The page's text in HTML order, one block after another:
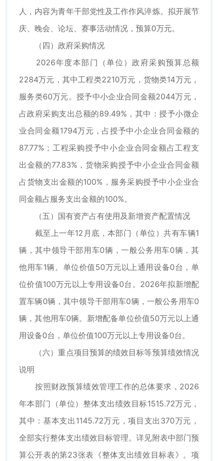
人，内容为青年干部党性及工作作风淬炼。拟开展节
庆、晚会、论坛、赛事活动情况，预算0万元。
（四）政府采购情况
2026年度本部门（单位）政府采购预算总额
2284万元，其中工程类2210万元，货物类14万元，
服务类60万元。授予中小企业合同金额2044万元，
占政府采购支出总额的89.49%，其中：授予小微企
业合同金额1794万元，占授予中小企业合同金额的
87.77%；工程采购授予中小企业合同金额占工程支
出金额的77.83%，货物采购授予中小企业合同金额
占货物支出金额的100%，服务采购授予中小企业合
同金额占服务支出金额的100%。
（五）国有资产占有使用及新增资产配置情况
截至上一年12月底，本部门（单位）共有车辆1
辆，其中领导干部用车0辆，一般公务用车0辆，其
他用车1辆。单位价值50万元以上通用设备0台，单
位价值100万元以上专用设备0台。2026年拟新增配
置车辆0辆，其中领导干部用车0辆，一般公务用车0
辆，其他用车0辆。新增配备单位价值50万元以上通
用设备0台，单位价值100万元以上专用设备0台。
（六）重点项目预算的绩效目标等预算绩效情况
说明
按照财政预算绩效管理工作的总体要求，2026
年本部门（单位）整体支出绩效目标1515.72万元，
其中：基本支出1145.72万元，项目支出370万元，
全部实行整体支出绩效目标管理。详见附表中部门预
算公开表的第23张表《整体支出绩效目标表》。项